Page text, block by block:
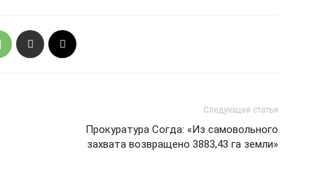
Следующая статья
Прокуратура Согда: «Из самовольного
захвата возвращено 3883,43 га земли»